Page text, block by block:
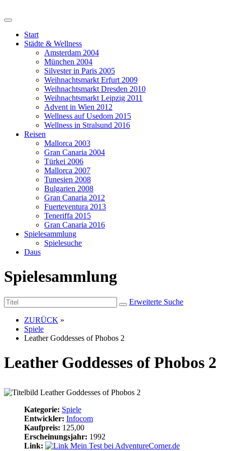
Start
Städte & Wellness
Amsterdam 2004
München 2004
Silvester in Paris 2005
Weihnachtsmarkt Erfurt 2009
Weihnachtsmarkt Dresden 2010
Weihnachtsmarkt Leipzig 2011
Advent in Wien 2012
Wellness auf Usedom 2015
Wellness in Stralsund 2016
Reisen
Mallorca 2003
Gran Canaria 2004
Türkei 2006
Mallorca 2007
Tunesien 2008
Bulgarien 2008
Gran Canaria 2012
Fuerteventura 2013
Teneriffa 2015
Gran Canaria 2016
Spielesammlung
Spielesuche
Daus
Spielesammlung
Erweiterte Suche
ZURÜCK »
Spiele
Leather Goddesses of Phobos 2
Leather Goddesses of Phobos 2
Kategorie: Spiele
Entwickler: Infocom
Kaufpreis: 125,00
Erscheinungsjahr: 1992
Link:
Mein Test bei AdventureCorner.de